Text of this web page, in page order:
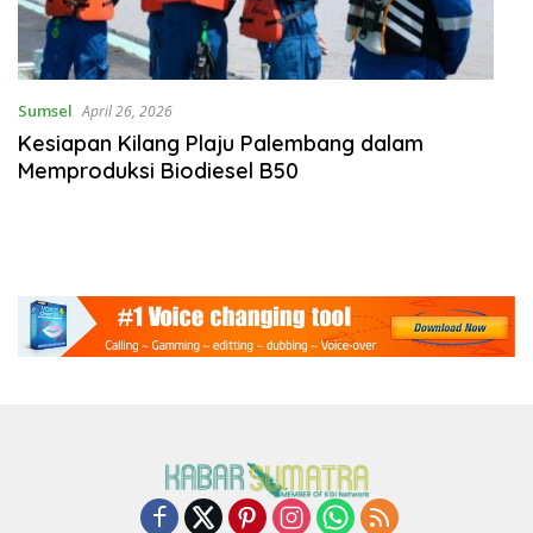
Sumsel April 26, 2026
Kesiapan Kilang Plaju Palembang dalam
Memproduksi Biodiesel B50